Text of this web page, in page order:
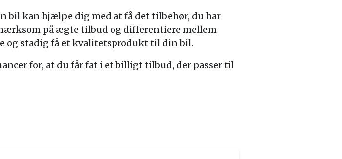
bil kan hjælpe dig med at få det tilbehør, du har
på ægte tilbud og differentiere mellem
og stadig få et kvalitetsprodukt til din bil.
for, at du får fat i et billigt tilbud, der passer til